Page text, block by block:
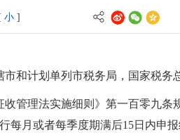
小 ]
和计划单列市税务局，国家税务
管理法实施细则 》第一百零九条
每月或者每季度期满后15日内申